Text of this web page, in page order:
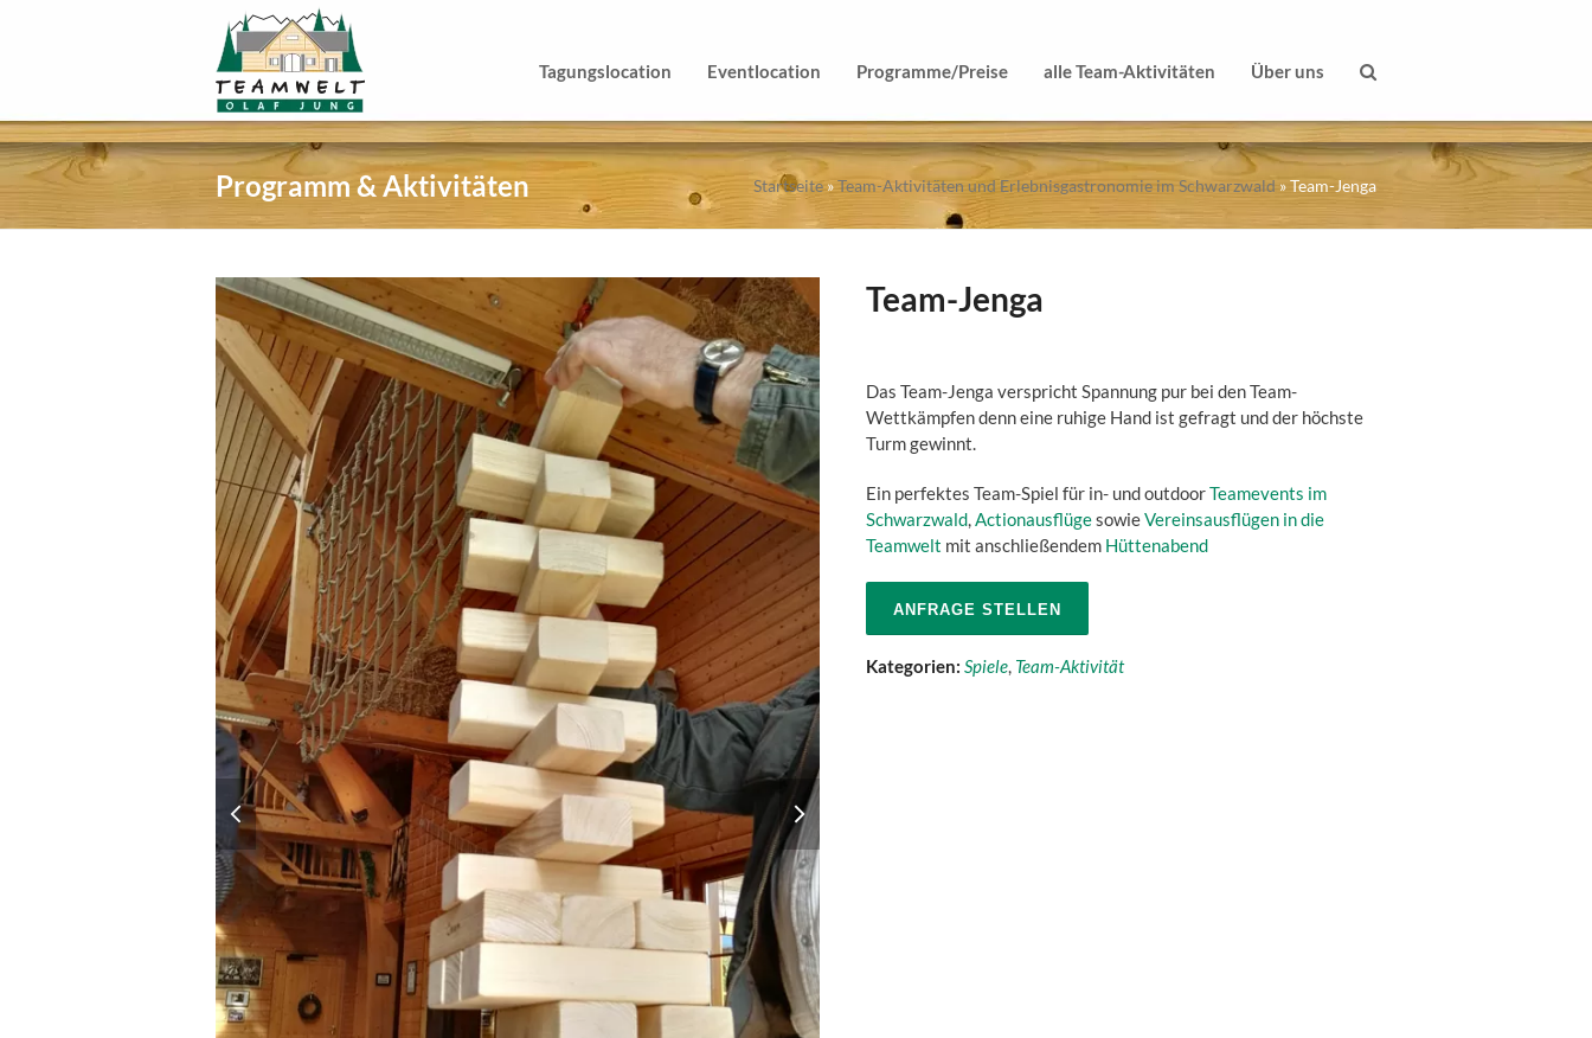
Tagungslocation Eventlocation Programme/Preise alle Team-Aktivitäten Über uns
Programm & Aktivitäten Startseite »Team-Aktivitäten und Erlebnisgastronomie im Schwarzwald »Team-Jenga
previous
slide
next
slide
Team-Jenga
Das Team-Jenga verspricht Spannung pur bei den Team-
Wettkämpfen denn eine ruhige Hand ist gefragt und der höchste
Turm gewinnt.
Ein perfektes Team-Spiel für in- und outdoorTeamevents im
Schwarzwald,ActionausflügesowieVereinsausflügen in die
Teamwelt mit anschließendem Hüttenabend
ANFRAGE STELLEN
Kategorien: Spiele, Team-Aktivität